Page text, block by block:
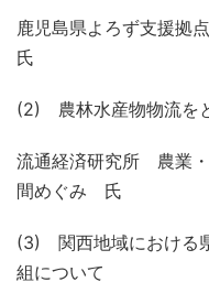
鹿児島県よろず支援
氏
(2) 農林水産物物流を
流通経済研究所 農業
間めぐみ 氏
(3) 関西地域における
組について